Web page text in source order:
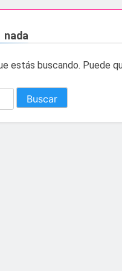
tres estrellas y el
Sprint 2026 con más
mantenimiento en las
de Gibraltar renuevan
nada
estás buscando. Puede